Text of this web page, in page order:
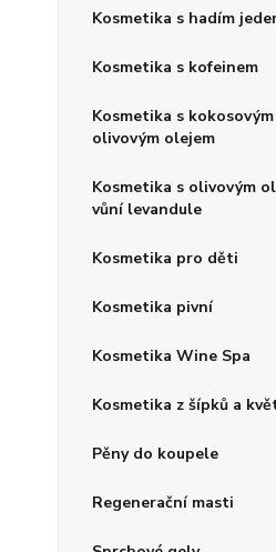
Kosmetika s hadím
Kosmetika s kofeinem
Kosmetika s kokosovým
olivovým olejem
Kosmetika s olivovým
vůní levandule
Kosmetika pro děti
Kosmetika pivní
Kosmetika Wine Spa
Kosmetika z šípků a
Pěny do koupele
Regenerační masti